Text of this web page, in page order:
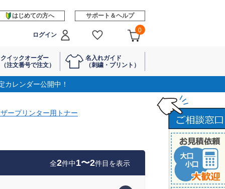
はじめての方へ サポート＆ヘルプ
ログイン
0
クイックオーダー
（注文番号で注文）
名入れガイド
（刺繍・プリント）
カレンダー公開中！
ープリンター用トナー
全2件中1〜2件目を表示